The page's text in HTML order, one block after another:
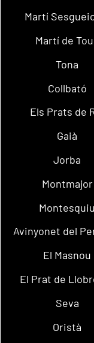
Martí
Martí de
Tona
Collbató
Els Prats de
Gaià
Jorba
Montmajor
Montesquiu
Avinyonet del
El Masnou
El Prat de
Seva
Oristà